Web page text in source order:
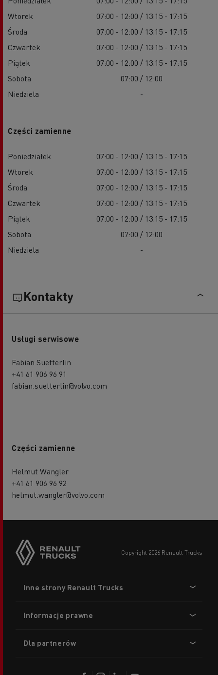
Wtorek
07:00 - 12:00 / 13:15 - 17:15
Środa
07:00 - 12:00 / 13:15 - 17:15
Czwartek
07:00 - 12:00 / 13:15 - 17:15
Piątek
07:00 - 12:00 / 13:15 - 17:15
Sobota
07:00 / 12:00
Niedziela
-
Części zamienne
Poniedziałek
07:00 - 12:00 / 13:15 - 17:15
Wtorek
07:00 - 12:00 / 13:15 - 17:15
Środa
07:00 - 12:00 / 13:15 - 17:15
Czwartek
07:00 - 12:00 / 13:15 - 17:15
Piątek
07:00 - 12:00 / 13:15 - 17:15
Sobota
07:00 / 12:00
Niedziela
-
Kontakty
Usługi serwisowe
Fabian Suetterlin
+41 61 906 96 91
fabian.suetterlin@volvo.com
Części zamienne
Helmut Wangler
+41 61 906 96 92
helmut.wangler@volvo.com
copyright 2026 Renault Trucks
menu
Inne strony Renault Trucks
Informacje prawne
Dla partnerów